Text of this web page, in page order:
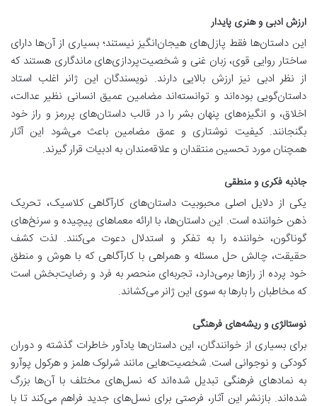
ارزش ادبی و هنری پایدار
این داستان‌ها فقط پازل‌های هیجان‌انگیز نیستند؛ بسیاری از آن‌ها دارای
ساختار روایی قوی، زبان غنی و شخصیت‌پردازی‌های ماندگاری هستند که
از نظر ادبی نیز ارزش بالایی دارند. نویسندگان این ژانر اغلب استاد
داستان‌گویی بوده‌اند و توانسته‌اند مضامین عمیق انسانی نظیر عدالت،
اخلاق، و انگیزه‌های پنهان بشر را در قالب داستان‌های پررمز و راز خود
بگنجانند. کیفیت نوشتاری و عمق مضامین باعث می‌شود این آثار
همچنان مورد تحسین منتقدان و علاقه‌مندان به ادبیات قرار گیرند.
جاذبه فکری و منطقی
یکی از دلایل اصلی محبوبیت داستان‌های کارآگاهی کلاسیک، تحریک
ذهن خواننده است. این داستان‌ها، با ارائه معماهای پیچیده و سرنخ‌های
گوناگون، خواننده را به تفکر و استدلال دعوت می‌کنند. لذت کشف
حقیقت، چالش حل مسئله و همراهی با کارآگاهی که با هوش و منطق
خود پرده از رازها برمی‌دارد، تجربه‌ای منحصر به فرد و رضایت‌بخش است
که مخاطبان را بارها به سوی این ژانر می‌کشاند.
نوستالژی و ریشه‌های فرهنگی
برای بسیاری از خوانندگان، این داستان‌ها یادآور خاطرات گذشته و دوران
کودکی و نوجوانی است. شخصیت‌هایی مانند شرلوک هلمز و هرکول پوآرو
به نمادهای فرهنگی تبدیل شده‌اند که نسل‌های مختلف با آن‌ها بزرگ
شده‌اند. بازنشر این آثار، فرصتی برای نسل‌های جدید فراهم می‌کند تا با